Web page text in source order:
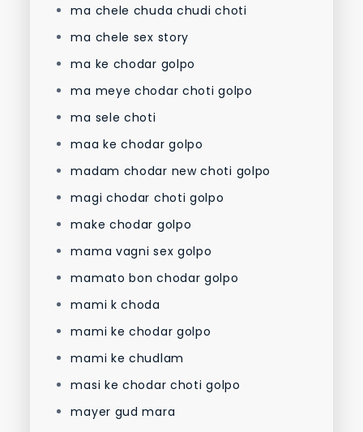
ma chele chuda chudi choti
ma chele sex story
ma ke chodar golpo
ma meye chodar choti golpo
ma sele choti
maa ke chodar golpo
madam chodar new choti golpo
magi chodar choti golpo
make chodar golpo
mama vagni sex golpo
mamato bon chodar golpo
mami k choda
mami ke chodar golpo
mami ke chudlam
masi ke chodar choti golpo
mayer gud mara